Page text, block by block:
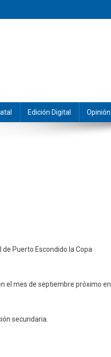
Edición Digital Opinión
Puerto Escondido la Copa
el mes de septiembre próximo en
secundaria.